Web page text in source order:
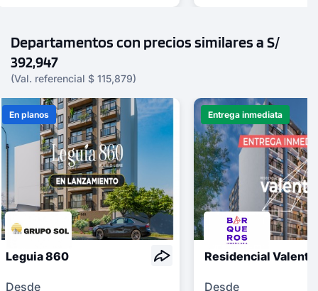
Departamentos con precios similares a S/
392,947
(Val. referencial $ 115,879)
En planos
Leguia 860
Desde
Entrega inmediata
Residencial Valenti
Desde